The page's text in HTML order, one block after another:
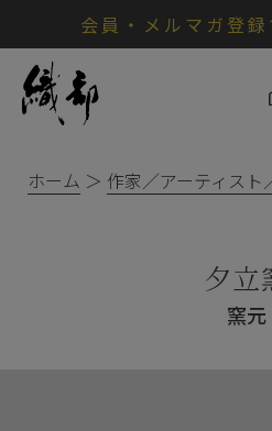
会員・メルマガ登
ホーム 作家／アーティスト
夕立
窯元